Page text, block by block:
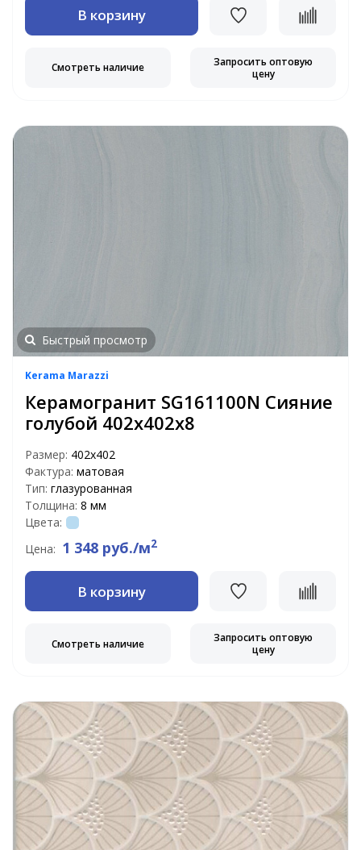
В корзину
Смотреть наличие
Запросить оптовую
цену
Быстрый просмотр
Kerama Marazzi
Керамогранит SG161100N Сияние
голубой 402х402х8
Размер: 402x402
Фактура: матовая
Тип: глазурованная
Толщина: 8 мм
Цвета:
Цена: 1 348 руб./м2
В корзину
Смотреть наличие
Запросить оптовую
цену